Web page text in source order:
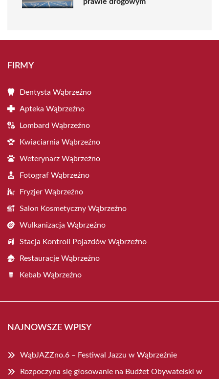
FIRMY
Dentysta Wąbrzeźno
Apteka Wąbrzeźno
Lombard Wąbrzeźno
Kwiaciarnia Wąbrzeźno
Weterynarz Wąbrzeźno
Fotograf Wąbrzeźno
Fryzjer Wąbrzeźno
Salon Kosmetyczny Wąbrzeźno
Wulkanizacja Wąbrzeźno
Stacja Kontroli Pojazdów Wąbrzeźno
Restauracje Wąbrzeźno
Kebab Wąbrzeźno
NAJNOWSZE WPISY
WąbJAZZno.6 – Festiwal Jazzu w Wąbrzeźnie
Rozpoczyna się głosowanie na Budżet Obywatelski w